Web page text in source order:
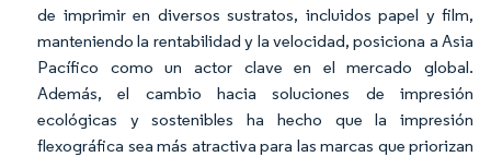
de imprimir en diversos sustratos, incluidos papel y film,
manteniendo la rentabilidad y la velocidad, posiciona a Asia
Pacífico como un actor clave en el mercado global.
Además, el cambio hacia soluciones de impresión
ecológicas y sostenibles ha hecho que la impresión
flexográfica sea más atractiva para las marcas que priorizan